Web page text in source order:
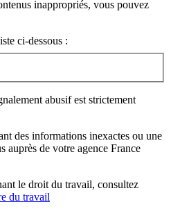
inappropriés, vous pouvez
ci-dessous :
abusif est strictement
des informations inexactes ou une
auprès de votre agence France
le droit du travail, consultez
du travail